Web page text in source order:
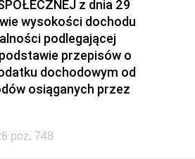
z dnia 29
wysokości dochodu
podlegającej
przepisów o
dochodowym od
osiąganych przez
poz. 748